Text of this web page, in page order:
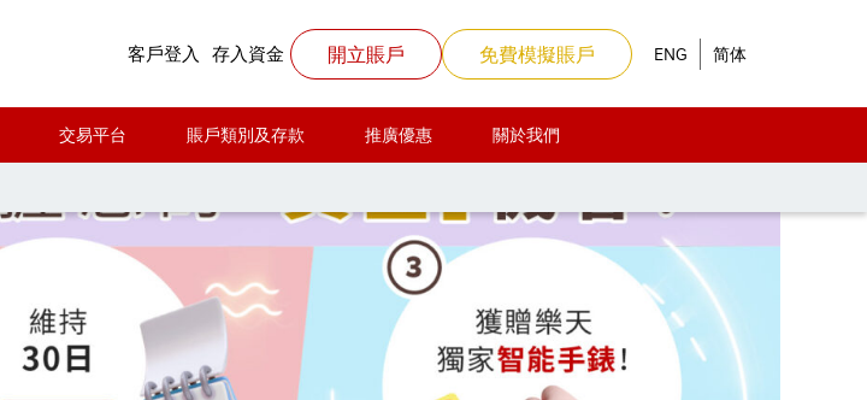
客戶登入 存入資金 開立賬戶 免費模擬賬戶 ENG 简体
交易平台 賬戶類別及存款 推廣優惠 關於我們